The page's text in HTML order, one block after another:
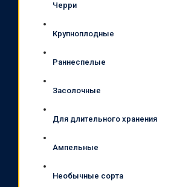
Черри
Крупноплодные
Раннеспелые
Засолочные
Для длительного хранения
Ампельные
Необычные сорта